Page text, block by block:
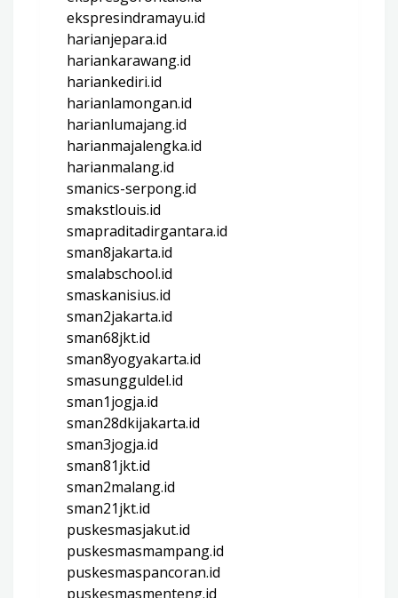
ekspresindramayu.id
harianjepara.id
hariankarawang.id
hariankediri.id
harianlamongan.id
harianlumajang.id
harianmajalengka.id
harianmalang.id
smanics-serpong.id
smakstlouis.id
smapraditadirgantara.id
sman8jakarta.id
smalabschool.id
smaskanisius.id
sman2jakarta.id
sman68jkt.id
sman8yogyakarta.id
smasungguldel.id
sman1jogja.id
sman28dkijakarta.id
sman3jogja.id
sman81jkt.id
sman2malang.id
sman21jkt.id
puskesmasjakut.id
puskesmasmampang.id
puskesmaspancoran.id
puskesmasmenteng.id